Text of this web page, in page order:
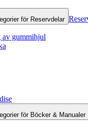
för Reservdelar
av gummihjul
för Böcker & Manualer